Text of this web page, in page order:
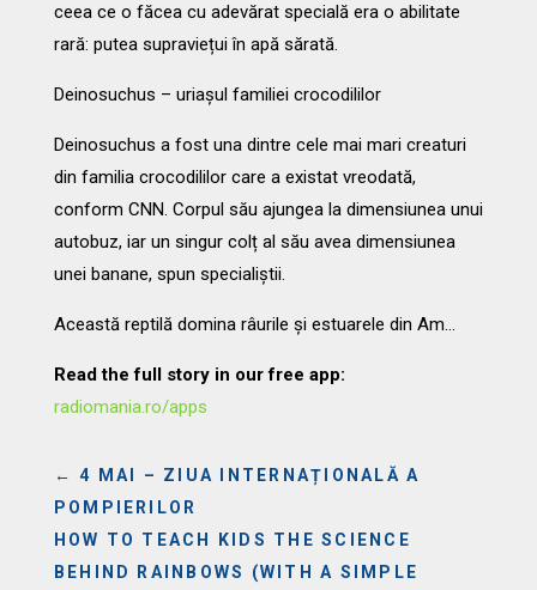
ceea ce o făcea cu adevărat specială era o abilitate
rară: putea supraviețui în apă sărată.
Deinosuchus – uriașul familiei crocodililor
Deinosuchus a fost una dintre cele mai mari creaturi
din familia crocodililor care a existat vreodată,
conform CNN. Corpul său ajungea la dimensiunea unui
autobuz, iar un singur colț al său avea dimensiunea
unei banane, spun specialiștii.
Această reptilă domina râurile și estuarele din Am…
Read the full story in our free app:
radiomania.ro/apps
←4 MAI – ZIUA INTERNAȚIONALĂ A
POMPIERILOR
HOW TO TEACH KIDS THE SCIENCE
BEHIND RAINBOWS (WITH A SIMPLE